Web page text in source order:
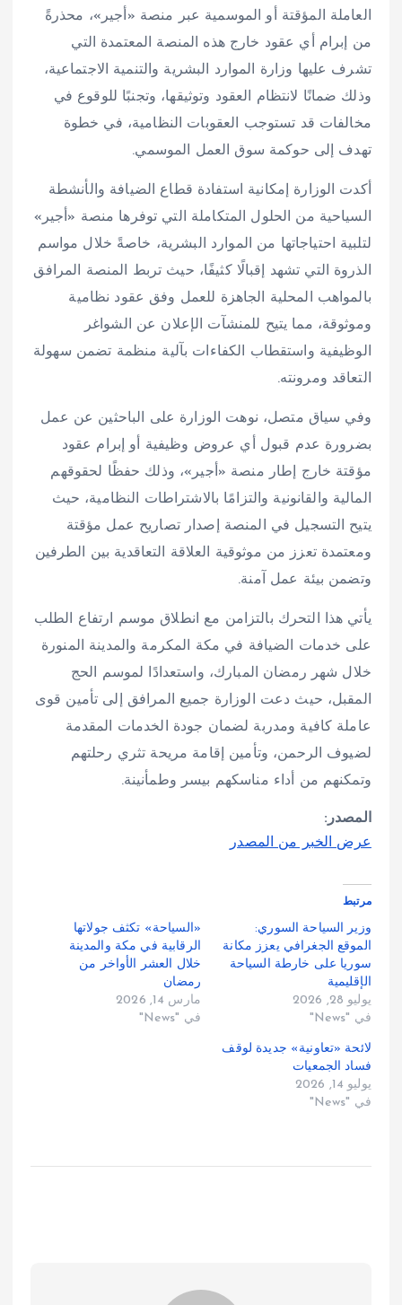
العاملة المؤقتة أو الموسمية عبر منصة «أجير»، محذرةً
من إبرام أي عقود خارج هذه المنصة المعتمدة التي
تشرف عليها وزارة الموارد البشرية والتنمية الاجتماعية،
وذلك ضمانًا لانتظام العقود وتوثيقها، وتجنبًا للوقوع في
مخالفات قد تستوجب العقوبات النظامية، في خطوة
تهدف إلى حوكمة سوق العمل الموسمي.
أكدت الوزارة إمكانية استفادة قطاع الضيافة والأنشطة
السياحية من الحلول المتكاملة التي توفرها منصة «أجير»
لتلبية احتياجاتها من الموارد البشرية، خاصةً خلال مواسم
الذروة التي تشهد إقبالًا كثيفًا، حيث تربط المنصة المرافق
بالمواهب المحلية الجاهزة للعمل وفق عقود نظامية
وموثوقة، مما يتيح للمنشآت الإعلان عن الشواغر
الوظيفية واستقطاب الكفاءات بآلية منظمة تضمن سهولة
التعاقد ومرونته.
وفي سياق متصل، نوهت الوزارة على الباحثين عن عمل
بضرورة عدم قبول أي عروض وظيفية أو إبرام عقود
مؤقتة خارج إطار منصة «أجير»، وذلك حفظًا لحقوقهم
المالية والقانونية والتزامًا بالاشتراطات النظامية، حيث
يتيح التسجيل في المنصة إصدار تصاريح عمل مؤقتة
ومعتمدة تعزز من موثوقية العلاقة التعاقدية بين الطرفين
وتضمن بيئة عمل آمنة.
يأتي هذا التحرك بالتزامن مع انطلاق موسم ارتفاع الطلب
على خدمات الضيافة في مكة المكرمة والمدينة المنورة
خلال شهر رمضان المبارك، واستعدادًا لموسم الحج
المقبل، حيث دعت الوزارة جميع المرافق إلى تأمين قوى
عاملة كافية ومدربة لضمان جودة الخدمات المقدمة
لضيوف الرحمن، وتأمين إقامة مريحة تثري رحلتهم
وتمكنهم من أداء مناسكهم بيسر وطمأنينة.
المصدر:
عرض الخبر من المصدر
مرتبط
وزير السياحة السوري:
الموقع الجغرافي يعزز مكانة
سوريا على خارطة السياحة
الإقليمية
يوليو 28, 2026
في "News"
«السياحة» تكثف جولاتها
الرقابية في مكة والمدينة
خلال العشر الأواخر من
رمضان
مارس 14, 2026
في "News"
لائحة «تعاونية» جديدة لوقف
فساد الجمعيات
يوليو 14, 2026
في "News"